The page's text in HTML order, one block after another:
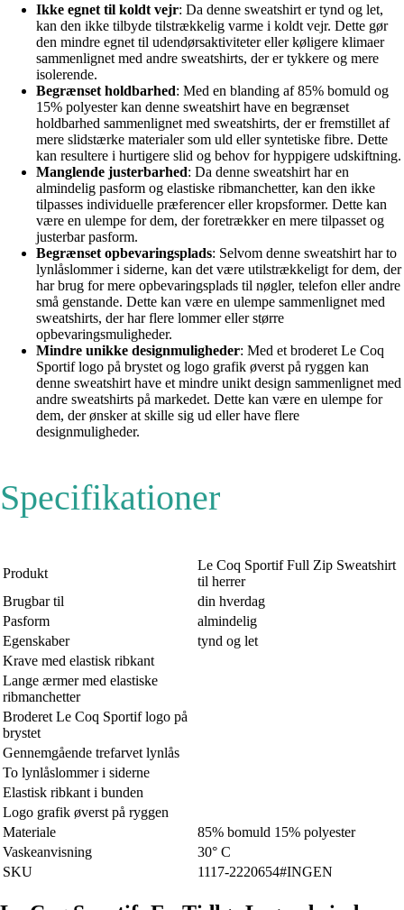
Ikke egnet til koldt vejr: Da denne sweatshirt er tynd og let,
kan den ikke tilbyde tilstrækkelig varme i koldt vejr. Dette gør
den mindre egnet til udendørsaktiviteter eller køligere klimaer
sammenlignet med andre sweatshirts, der er tykkere og mere
isolerende.
Begrænset holdbarhed: Med en blanding af 85% bomuld og
15% polyester kan denne sweatshirt have en begrænset
holdbarhed sammenlignet med sweatshirts, der er fremstillet af
mere slidstærke materialer som uld eller syntetiske fibre. Dette
kan resultere i hurtigere slid og behov for hyppigere udskiftning.
Manglende justerbarhed: Da denne sweatshirt har en
almindelig pasform og elastiske ribmanchetter, kan den ikke
tilpasses individuelle præferencer eller kropsformer. Dette kan
være en ulempe for dem, der foretrækker en mere tilpasset og
justerbar pasform.
Begrænset opbevaringsplads: Selvom denne sweatshirt har to
lynlåslommer i siderne, kan det være utilstrækkeligt for dem, der
har brug for mere opbevaringsplads til nøgler, telefon eller andre
små genstande. Dette kan være en ulempe sammenlignet med
sweatshirts, der har flere lommer eller større
opbevaringsmuligheder.
Mindre unikke designmuligheder: Med et broderet Le Coq
Sportif logo på brystet og logo grafik øverst på ryggen kan
denne sweatshirt have et mindre unikt design sammenlignet med
andre sweatshirts på markedet. Dette kan være en ulempe for
dem, der ønsker at skille sig ud eller have flere
designmuligheder.
Specifikationer
Produkt
Le Coq Sportif Full Zip Sweatshirt
til herrer
Brugbar til
din hverdag
Pasform
almindelig
Egenskaber
tynd og let
Krave med elastisk ribkant
Lange ærmer med elastiske
ribmanchetter
Broderet Le Coq Sportif logo på
brystet
Gennemgående trefarvet lynlås
To lynlåslommer i siderne
Elastisk ribkant i bunden
Logo grafik øverst på ryggen
Materiale
85% bomuld 15% polyester
Vaskeanvisning
30° C
SKU
1117-2220654#INGEN